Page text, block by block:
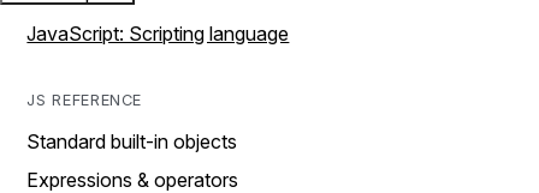
JavaScript: Scripting language
JS REFERENCE
Standard built-in objects
Expressions & operators